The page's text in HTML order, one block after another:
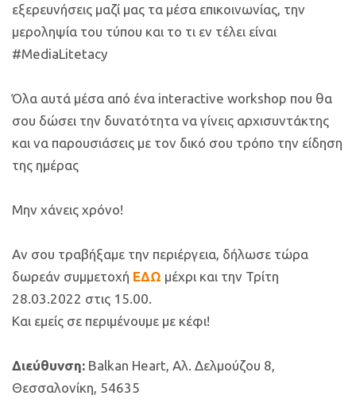
εξερευνήσεις μαζί μας τα μέσα επικοινωνίας, την
μεροληψία του τύπου και το τι εν τέλει είναι
#MediaLitetacy
Όλα αυτά μέσα από ένα interactive workshop που θα
σου δώσει την δυνατότητα να γίνεις αρχισυντάκτης
και να παρουσιάσεις με τον δικό σου τρόπο την είδηση
της ημέρας
Μην χάνεις χρόνο!
Αν σου τραβήξαμε την περιέργεια, δήλωσε τώρα
δωρεάν συμμετοχή ΕΔΩ μέχρι και την Τρίτη
28.03.2022 στις 15.00.
Και εμείς σε περιμένουμε με κέφι!
Διεύθυνση: Balkan Heart, Αλ. Δελμούζου 8,
Θεσσαλονίκη, 54635